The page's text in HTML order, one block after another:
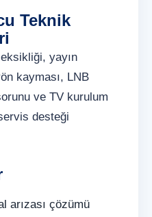
Teknik
yayın
kayması, LNB
ve TV kurulum
desteği
arızası çözümü